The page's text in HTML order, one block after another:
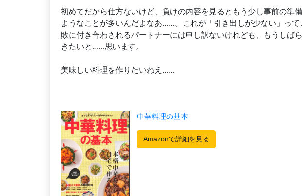
初めてだから仕方ないけど、負けの内容を見るともう少し事前の準
ようなことが多いんだよなあ……。これが「引き出しが少ない」っ
敗に付き合わされるパートナーには申し訳ないけれども、もうしば
きたいと……思います。
美味しい料理を作りたいねえ……